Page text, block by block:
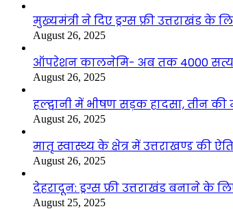
मुख्यमंत्री ने दिए ड्रग्स फ्री उत्तराखंड
August 26, 2025
ऑपरेशन कालनेमि- अब तक 4000
August 26, 2025
हल्द्वानी में भीषण सड़क हादसा, तीन की
August 26, 2025
मातृ स्वास्थ्य के क्षेत्र में उत्तराखण्ड की
August 26, 2025
देहरादून: ड्रग्स फ्री उत्तराखंड बनाने
August 25, 2025